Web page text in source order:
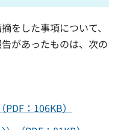
をした事項について、
があったものは、次の
：106KB）